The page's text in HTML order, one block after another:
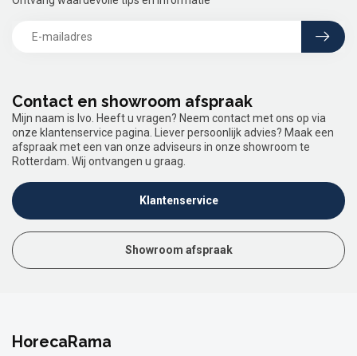
Contact en showroom afspraak
Mijn naam is Ivo. Heeft u vragen? Neem contact met ons op via
onze klantenservice pagina. Liever persoonlijk advies? Maak een
afspraak met een van onze adviseurs in onze showroom te
Rotterdam. Wij ontvangen u graag.
Klantenservice
Showroom afspraak
HorecaRama